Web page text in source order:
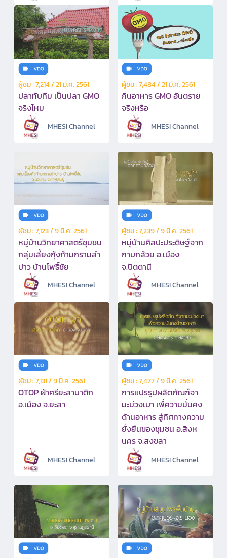
ผู้ชม : 7,214 / 21 มี.ค. 2561
ปลาทับทิม เป็นปลา GMO
จริงไหม
MHESI Channel
ผู้ชม : 7,484 / 21 มี.ค. 2561
กินอาหาร GMO อันตราย
จริงหรือ
MHESI Channel
ผู้ชม : 7,123 / 9 มี.ค. 2561
หมู่บ้านวิทยาศาสตร์ชุมชน
กลุ่มเลี้ยงกุ้งก้ามกรามลำ
ปาว บ้านโพธิ์ชัย
MHESI Channel
ผู้ชม : 7,239 / 9 มี.ค. 2561
หมู่บ้านศิลปะประดิษฐ์จาก
กาบกล้วย อ.เมือง
จ.ปัตตานี
MHESI Channel
ผู้ชม : 7,131 / 9 มี.ค. 2561
OTOP ผ้าศรียะลาบาติก
อ.เมือง จ.ยะลา
MHESI Channel
ผู้ชม : 7,477 / 9 มี.ค. 2561
การแปรรูปผลิตภัณฑ์จา
มะม่วงเบา เพื่ความมั่นคง
ด้านอาหาร สู่ทิศทางความ
ยั่งยืนของชุมชน อ.สิงห
นคร จ.สงขลา
MHESI Channel